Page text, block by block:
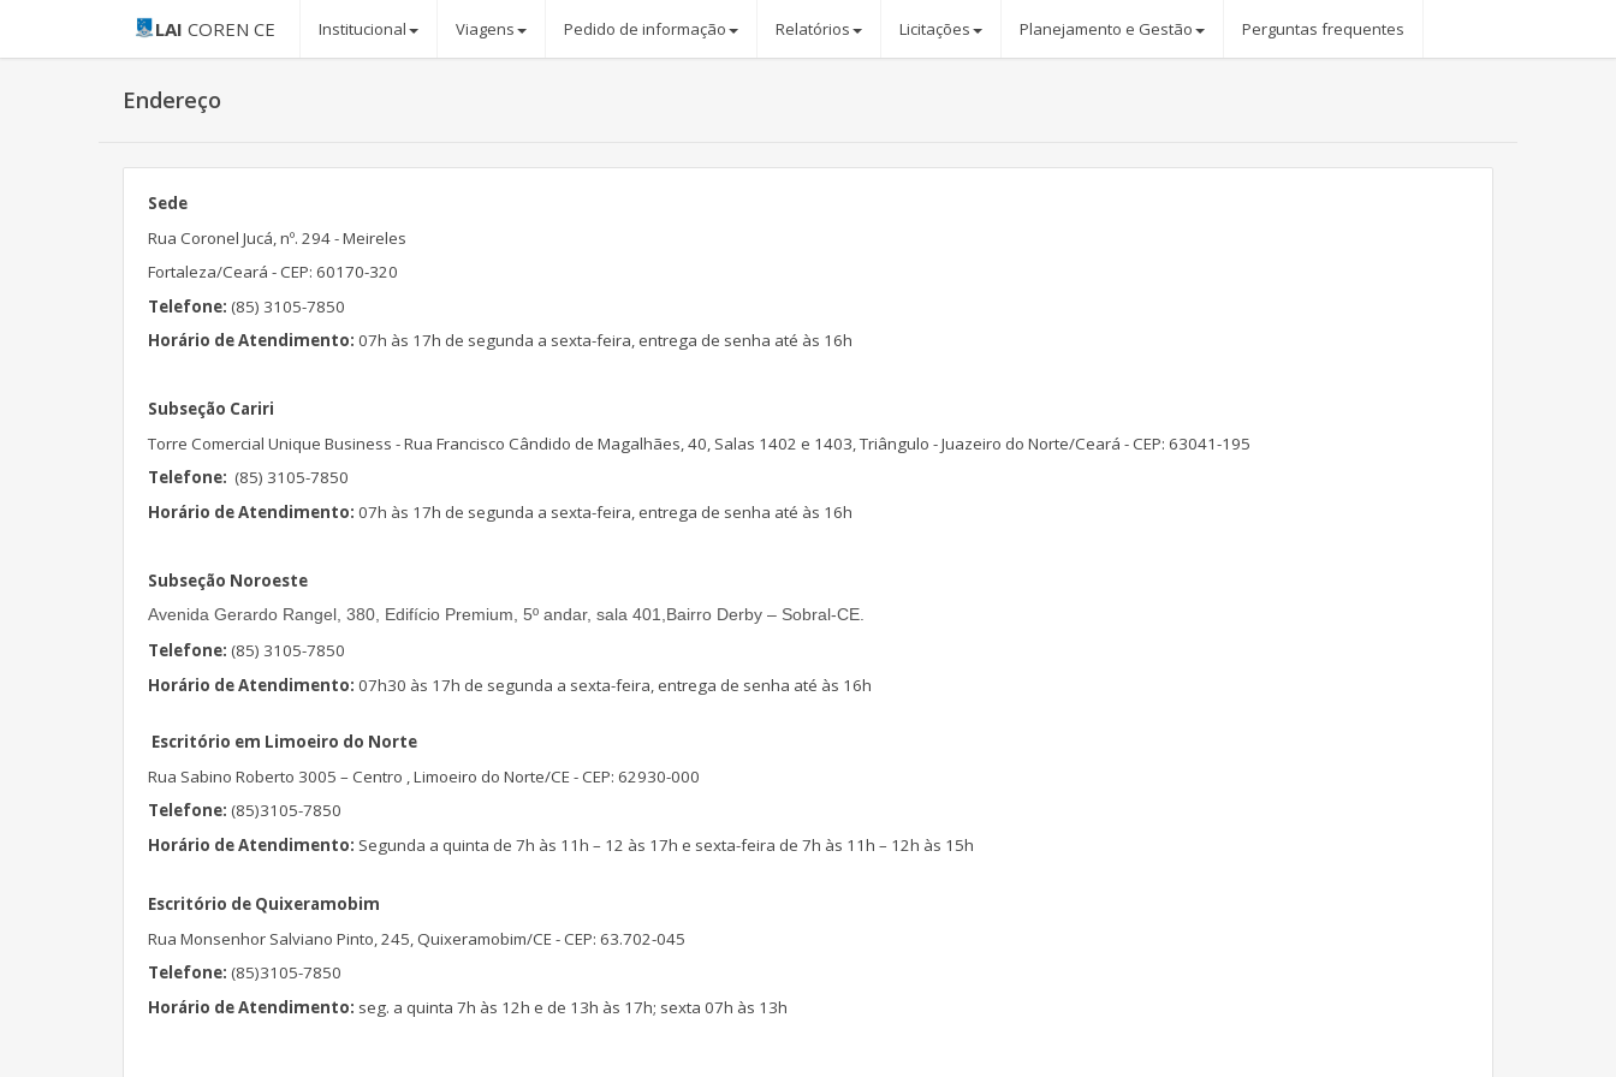
LAI COREN CE Institucional Viagens Pedido de informação Relatórios Licitações Planejamento e Gestão Perguntas frequentes
Endereço
Sede
Rua Coronel Jucá, nº. 294 - Meireles
Fortaleza/Ceará - CEP: 60170-320
Telefone: (85) 3105-7850
Horário de Atendimento: 07h às 17h de segunda a sexta-feira, entrega de senha até às 16h
Subseção Cariri
Torre Comercial Unique Business - Rua Francisco Cândido de Magalhães, 40, Salas 1402 e 1403, Triângulo - Juazeiro do Norte/Ceará -CEP: 63041-195
Telefone: (85) 3105-7850
Horário de Atendimento: 07h às 17h de segunda a sexta-feira, entrega de senha até às 16h
Subseção Noroeste
Avenida Gerardo Rangel, 380, Edifício Premium, 5º andar, sala 401,Bairro Derby – Sobral-CE.
Telefone: (85) 3105-7850
Horário de Atendimento: 07h30 às 17h de segunda a sexta-feira, entrega de senha até às 16h
Escritório em Limoeiro do Norte
Rua Sabino Roberto 3005 – Centro , Limoeiro do Norte/CE -CEP: 62930-000
Telefone: (85)3105-7850
Horário de Atendimento: Segunda a quinta de 7h às 11h – 12 às 17h e sexta-feira de 7h às 11h – 12h às 15h
Escritório de Quixeramobim
Rua Monsenhor Salviano Pinto, 245, Quixeramobim/CE -CEP: 63.702-045
Telefone: (85)3105-7850
Horário de Atendimento: seg. a quinta 7h às 12h e de 13h às 17h; sexta 07h às 13h